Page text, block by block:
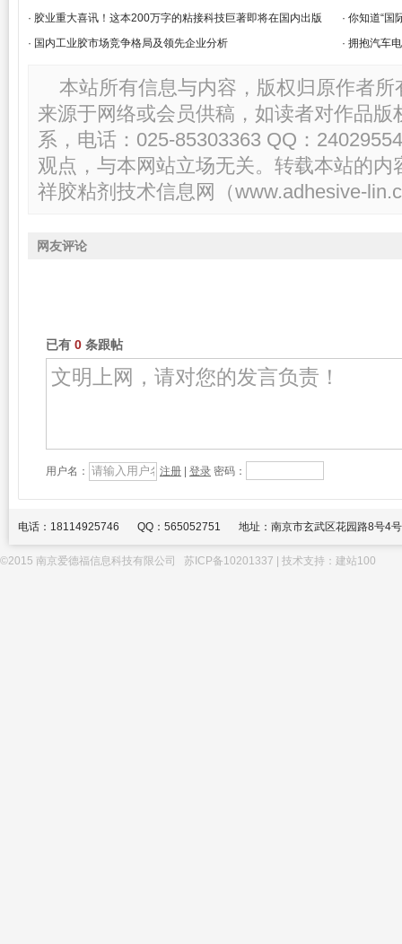
· 胶业重大喜讯！这本200万字的粘接科技巨著即将在国内出版
· 你知道“国
· 国内工业胶市场竞争格局及领先企业分析
· 拥抱汽车
本站所有信息与内容，版权归原作者
来源于网络或会员供稿，如读者对作品
系，电话：025-85303363 QQ：
观点，与本网站立场无关。转载本站的
祥胶粘剂技术信息网（www.adhesive-
网友评论
已有 0 条跟帖
用户名： 注册 登录 密码：
电话：18114925746 QQ：565052751 地址：南京市玄武区花园路8号4
©2015 南京爱德福信息科技有限公司 苏ICP备10201337 | 技术支持： 建站100